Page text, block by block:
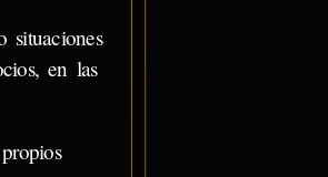
situaciones
en las